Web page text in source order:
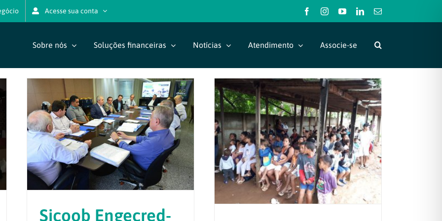
Acesse sua conta FacebookInstagramYouTubeLinkedIn
E-
Sobre nós Soluções financeiras Notícias Atendimento Associe-se
Sicoob Engecred-